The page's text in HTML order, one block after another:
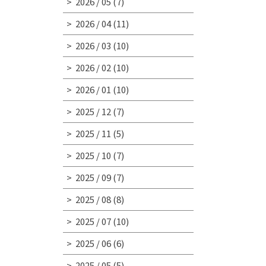
2026 / 04(11)
2026 / 03 (10)
2026 / 02 (10)
2026 / 01 (10)
2025 / 12 (7)
2025 / 11 (5)
2025 / 10 (7)
2025 / 09(7)
2025 / 08(8)
2025 / 07(10)
2025 / 06(6)